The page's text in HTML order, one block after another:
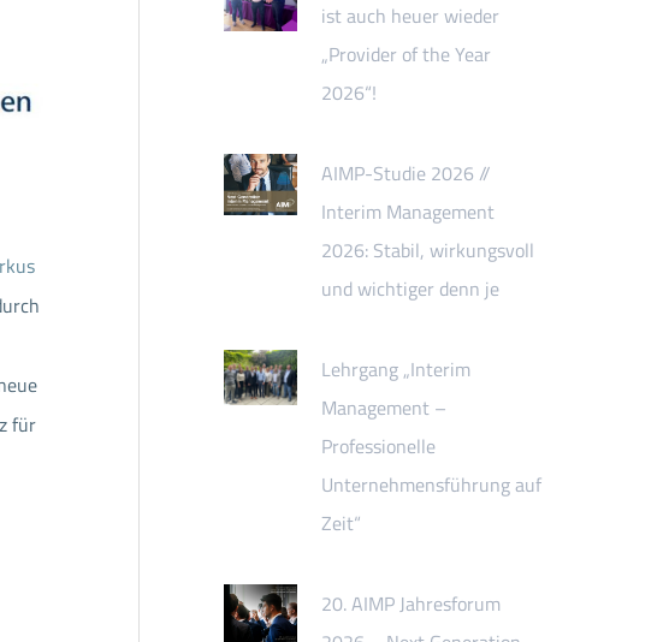
für
ist auch heuer wieder
„Provider of the Year
2026“!
AIMP-Studie 2026 //
Interim Management
2026: Stabil, wirkungsvoll
und wichtiger denn je
Lehrgang „Interim
Management –
Professionelle
Unternehmensführung auf
Zeit“
20. AIMP Jahresforum